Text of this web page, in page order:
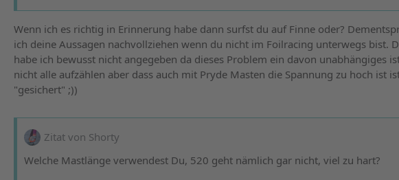
Wenn ich es richtig in Erinnerung habe dann surfst du auf Finne oder?
ich deine Aussagen nachvollziehen wenn du nicht im Foilracing unterwegs bist.
habe ich bewusst nicht angegeben da dieses Problem ein davon unabhängiges
nicht alle aufzählen aber dass auch mit Pryde Masten die Spannung zu hoch ist
"gesichert" ;))
Zitat von Shorty
Welche Mastlänge verwendest Du, 520 geht nämlich gar nicht, viel zu hart?